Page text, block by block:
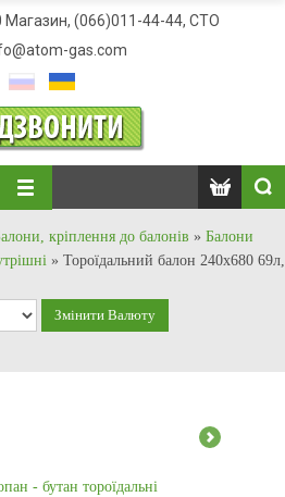
Магазин, (066)011-44-44, СТО
gas.com
кріплення до балонів » Балони
» Тороїдальний балон 240x680 69л,
- бутан тороїдальні